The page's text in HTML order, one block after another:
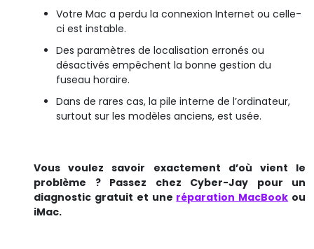
Votre Mac a perdu la connexion Internet ou celle-
ci est instable.
Des paramètres de localisation erronés ou
désactivés empêchent la bonne gestion du
fuseau horaire.
Dans de rares cas, la pile interne de l’ordinateur,
surtout sur les modèles anciens, est usée.
Vous voulez savoir exactement d’où vient le
problème ? Passez chez Cyber-Jay pour un
diagnostic gratuit et une réparation MacBook ou
iMac.